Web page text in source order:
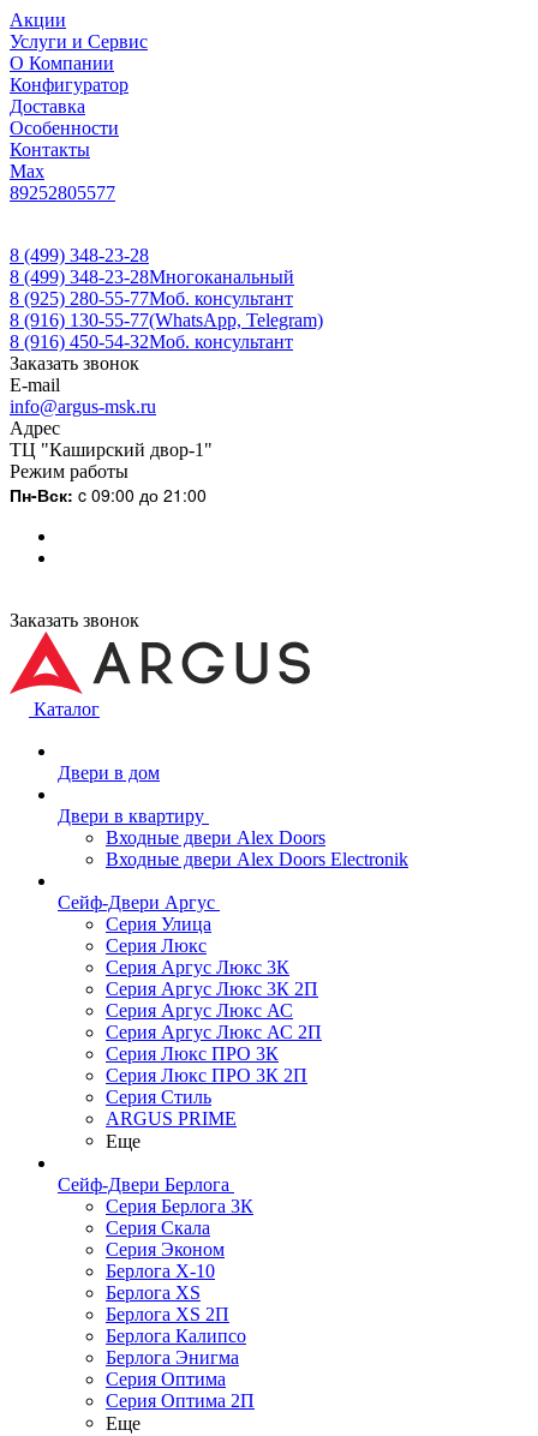
Акции
Услуги и Сервис
О Компании
Конфигуратор
Доставка
Особенности
Контакты
Max
89252805577
8 (499) 348-23-28
8 (499) 348-23-28Многоканальный
8 (925) 280-55-77Моб. консультант
8 (916) 130-55-77(WhatsApp, Telegram)
8 (916) 450-54-32Моб. консультант
Заказать звонок
E-mail
info@argus-msk.ru
Адрес
ТЦ "Каширский двор-1"
Режим работы
Пн-Вск: c 09:00 до 21:00
Заказать звонок
Каталог
Двери в дом
Двери в квартиру
Входные двери Alex Doors
Входные двери Alex Doors Electronik
Сейф-Двери Аргус
Серия Улица
Серия Люкс
Серия Аргус Люкс 3К
Серия Аргус Люкс 3К 2П
Серия Аргус Люкс АС
Серия Аргус Люкс АС 2П
Серия Люкс ПРО 3К
Серия Люкс ПРО 3К 2П
Серия Стиль
ARGUS PRIME
Еще
Сейф-Двери Берлога
Серия Берлога 3К
Серия Скала
Серия Эконом
Берлога X-10
Берлога XS
Берлога XS 2П
Берлога Калипсо
Берлога Энигма
Серия Оптима
Серия Оптима 2П
Еще